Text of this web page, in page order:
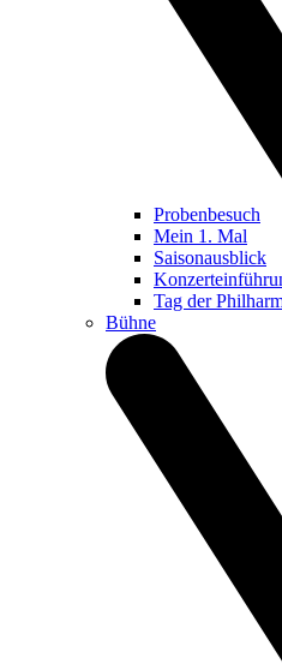
Probenbesuch
Mein 1. Mal
Saisonausblick
Tag der
Bühne